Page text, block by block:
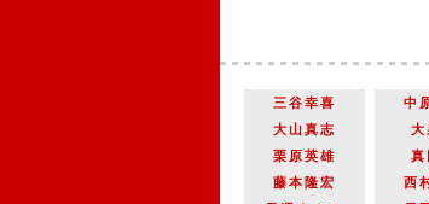
三谷幸喜 中
大山真志
大
栗原英雄
真
藤本隆宏
西